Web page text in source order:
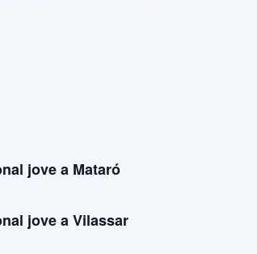
jove a Mataró
jove a Vilassar